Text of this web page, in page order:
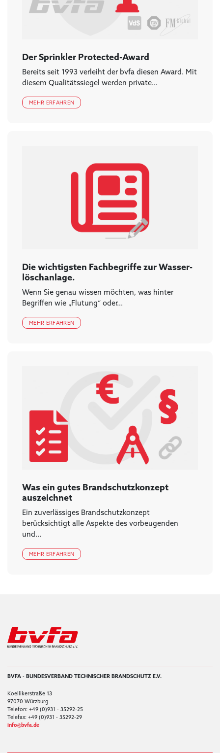
Der Sprinkler Protected-Award
Bereits seit 1993 verleiht der bvfa diesen Award. Mit
diesem Qualitätssiegel werden private...
MEHR ERFAHREN
Die wichtigsten Fachbegriffe zur Wasser­
löschanlage.
Wenn Sie genau wissen möchten, was hinter
Begriffen wie „Flutung“ oder...
MEHR ERFAHREN
Was ein gutes Brandschutzkonzept
auszeichnet
Ein zuverlässiges Brandschutzkonzept
berücksichtigt alle Aspekte des vorbeugenden
und...
MEHR ERFAHREN
BVFA - BUNDESVERBAND TECHNISCHER BRANDSCHUTZ E.V.
Koellikerstraße 13
97070 Würzburg
Telefon: +49 (0)931 - 35292-25
Telefax: +49 (0)931 - 35292-29
info@bvfa.de